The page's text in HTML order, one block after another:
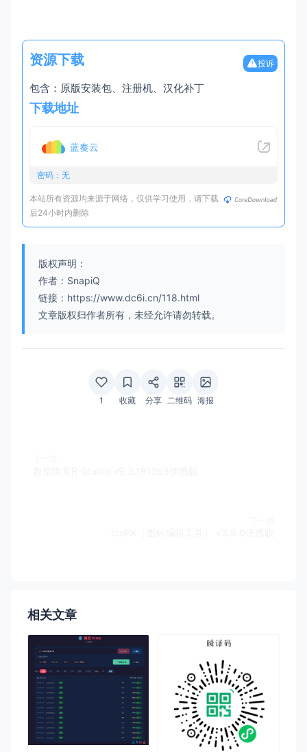
资源下载 投诉
包含：原版安装包、注册机、汉化补丁
下载地址
蓝奏云
密码：无
本站所有资源均来源于网络，仅供学习使用，请下载
后24小时内删除
版权声明：
作者：SnapiQ
链接：https://www.dc6i.cn/118.html
文章版权归作者所有，未经允许请勿转载。
1 收藏 分享 二维码 海报
相关文章